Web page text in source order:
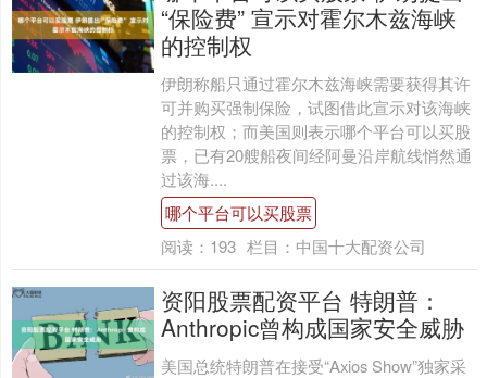
“保险费” 宣示对霍尔木兹海峡
的控制权
伊朗称船只通过霍尔木兹海峡需要获得其许
可并购买强制保险，试图借此宣示对该海峡
的控制权；而美国则表示哪个平台可以买股
票，已有20艘船夜间经阿曼沿岸航线悄然通
过该海....
哪个平台可以买股票
阅读： 193 栏目： 中国十大配资公司
资阳股票配资平台 特朗普：
Anthropic曾构成国家安全威胁
美国总统特朗普在接受“Axios Show”独家采